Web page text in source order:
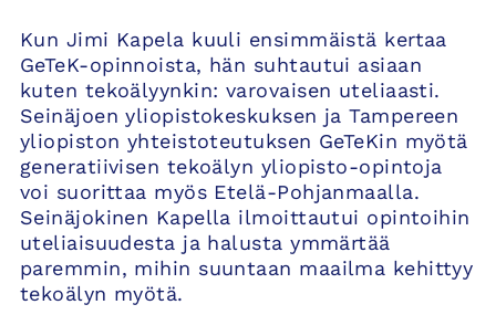
Kun Jimi Kapela kuuli ensimmäistä kertaa
GeTeK-opinnoista, hän suhtautui asiaan
kuten tekoälyynkin: varovaisen uteliaasti.
Seinäjoen yliopistokeskuksen ja Tampereen
yliopiston yhteistoteutuksen GeTeKin myötä
generatiivisen tekoälyn yliopisto-opintoja
voi suorittaa myös Etelä-Pohjanmaalla.
Seinäjokinen Kapella ilmoittautui opintoihin
uteliaisuudesta ja halusta ymmärtää
paremmin, mihin suuntaan maailma kehittyy
tekoälyn myötä.